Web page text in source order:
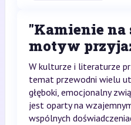
"Kamienie na
motyw
W kulturze i literaturze
temat przewodni wielu
głęboki, emocjonalny
jest oparty na
wspólnych